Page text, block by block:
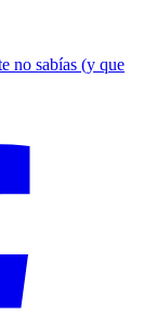
no sabías (y que